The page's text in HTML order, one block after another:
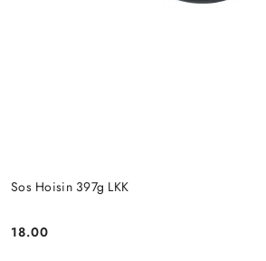
Sos Hoisin 397g LKK
Cena:
18.00